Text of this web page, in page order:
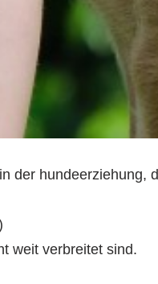
der hundeerziehung,
weit verbreitet sind.